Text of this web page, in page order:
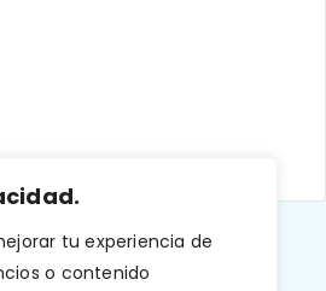
tu experiencia de
o contenido